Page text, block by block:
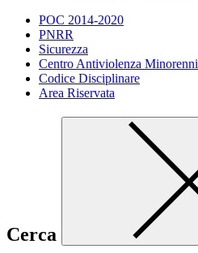
POC 2014-2020
PNRR
Sicurezza
Centro Antiviolenza Minorenni
Codice Disciplinare
Area Riservata
Cerca